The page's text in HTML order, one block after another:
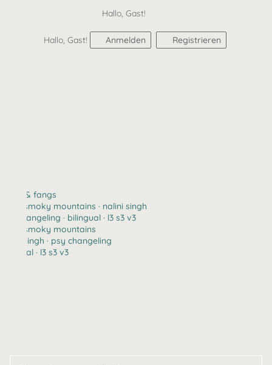
Hallo, Gast!
Hallo, Gast! Anmelden Registrieren
claws & fangs
2123 · smoky mountains · nalini singh
psy changeling · bilingual · l3 s3 v3
2123 · smoky mountains
nalini singh · psy changeling
bilingual · l3 s3 v3